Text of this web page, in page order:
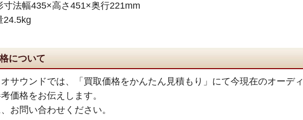
寸法幅435×高さ451×奥行221mm
24.5kg
について
サウンドでは、「買取価格をかんたん見積もり」にて今現在のオーディ
価格をお伝えします。
お問い合わせください。